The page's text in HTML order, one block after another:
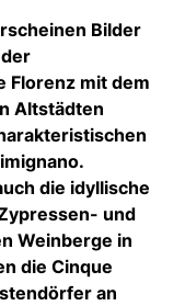
Bilder
Florenz mit dem
Altstädten
die idyllische
und
Weinberge in
die Cinque
an